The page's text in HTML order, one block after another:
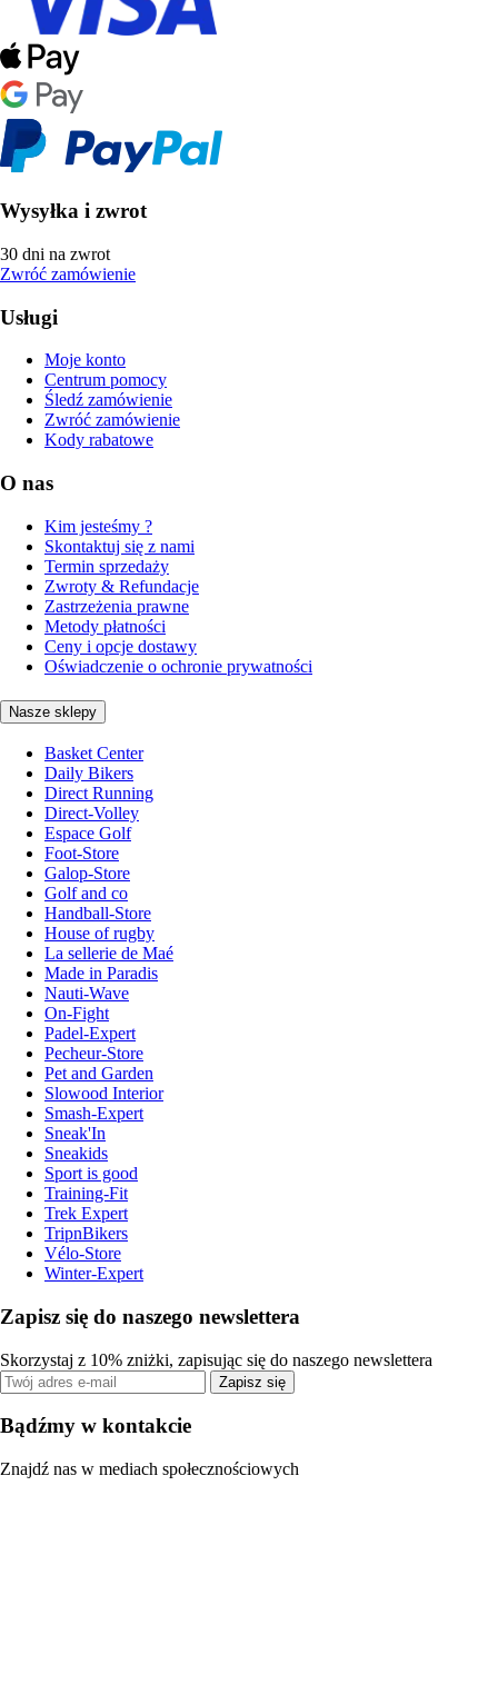
Wysyłka i zwrot
30 dni na zwrot
Zwróć zamówienie
Usługi
Moje konto
Centrum pomocy
Śledź zamówienie
Zwróć zamówienie
Kody rabatowe
O nas
Kim jesteśmy ?
Skontaktuj się z nami
Termin sprzedaży
Zwroty & Refundacje
Zastrzeżenia prawne
Metody płatności
Ceny i opcje dostawy
Oświadczenie o ochronie prywatności
Nasze sklepy
Basket Center
Daily Bikers
Direct Running
Direct-Volley
Espace Golf
Foot-Store
Galop-Store
Golf and co
Handball-Store
House of rugby
La sellerie de Maé
Made in Paradis
Nauti-Wave
On-Fight
Padel-Expert
Pecheur-Store
Pet and Garden
Slowood Interior
Smash-Expert
Sneak'In
Sneakids
Sport is good
Training-Fit
Trek Expert
TripnBikers
Vélo-Store
Winter-Expert
Zapisz się do naszego newslettera
Skorzystaj z 10% zniżki, zapisując się do naszego newslettera
Zapisz się
Bądźmy w kontakcie
Znajdź nas w mediach społecznościowych